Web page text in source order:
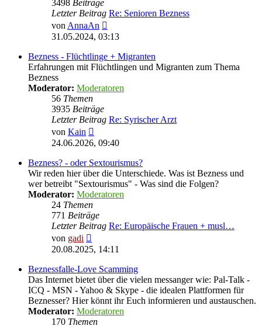
3498 Beiträge
Letzter Beitrag Re: Senioren Bezness
von AnnaAn
Beitrag
31.05.2024, 03:13
Bezness - Flüchtlinge + Migranten
Erfahrungen mit Flüchtlingen und Migranten zum Thema
Bezness
Moderator: Moderatoren
56 Themen
3935 Beiträge
Letzter Beitrag Re: Syrischer Arzt
von Kain
Beitrag
24.06.2026, 09:40
Bezness? - oder Sextourismus?
Wir reden hier über die Unterschiede. Was ist Bezness und
wer betreibt "Sextourismus" - Was sind die Folgen?
Moderator: Moderatoren
24 Themen
771 Beiträge
Letzter Beitrag Re: Europäische Frauen + musl…
von gadi
Beitrag
20.08.2025, 14:11
Beznessfalle-Love Scamming
Das Internet bietet über die vielen messanger wie: Pal-Talk -
ICQ - MSN - Yahoo & Skype - die idealen Plattformen für
Beznesser? Hier könnt ihr Euch informieren und austauschen.
Moderator: Moderatoren
170 Themen